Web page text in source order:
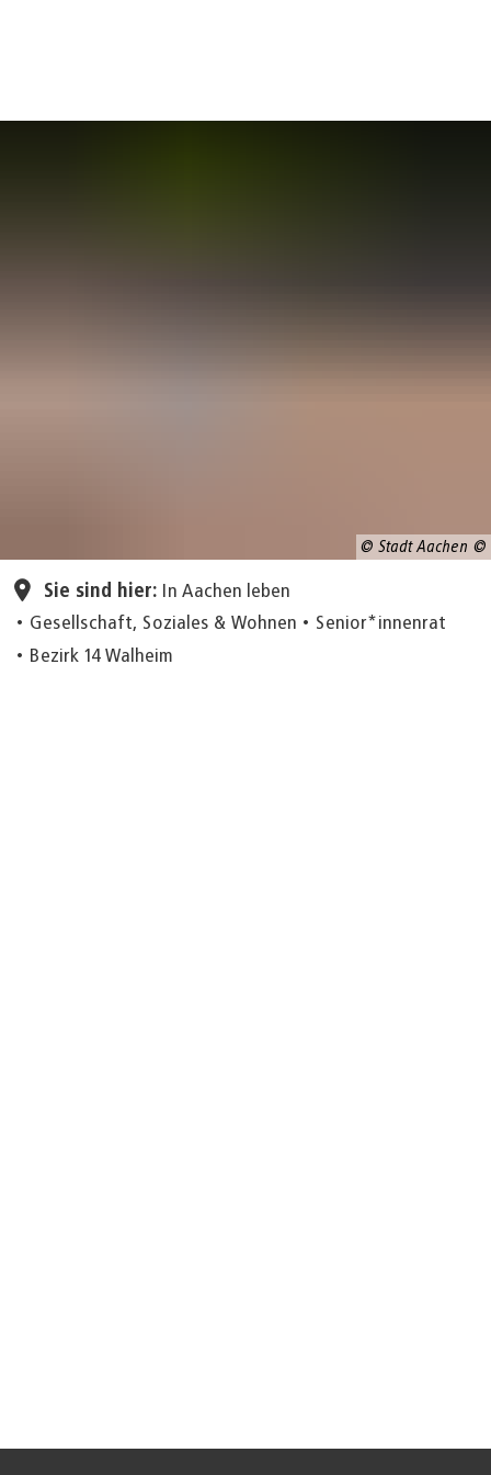
© Stadt Aachen
Sie sind hier:
In Aachen leben
Gesellschaft, Soziales & Wohnen
Senior*innenrat
Bezirk 14 Walheim